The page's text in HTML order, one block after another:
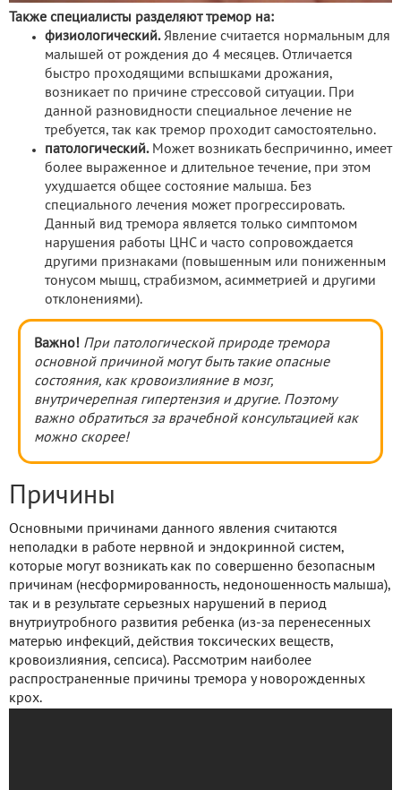
Также специалисты разделяют тремор на:
физиологический.Явление считается нормальным для
малышей от рождения до 4 месяцев. Отличается
быстро проходящими вспышками дрожания,
возникает по причине стрессовой ситуации. При
данной разновидности специальное лечение не
требуется, так как тремор проходит самостоятельно.
патологический.Может возникать беспричинно, имеет
более выраженное и длительное течение, при этом
ухудшается общее состояние малыша. Без
специального лечения может прогрессировать.
Данный вид тремора является только симптомом
нарушения работы ЦНС и часто сопровождается
другими признаками (повышенным или пониженным
тонусом мышц, страбизмом, асимметрией и другими
отклонениями).
Важно! При патологической природе тремора
основной причиной могут быть такие опасные
состояния, как кровоизлияние в мозг,
внутричерепная гипертензия и другие. Поэтому
важно обратиться за врачебной консультацией как
можно скорее!
Причины
Основными причинами данного явления считаются
неполадки в работе нервной и эндокринной систем,
которые могут возникать как по совершенно безопасным
причинам (несформированность, недоношенность малыша),
так и в результате серьезных нарушений в период
внутриутробного развития ребенка (из-за перенесенных
матерью инфекций, действия токсических веществ,
кровоизлияния, сепсиса). Рассмотрим наиболее
распространенные причины тремора у новорожденных
крох.